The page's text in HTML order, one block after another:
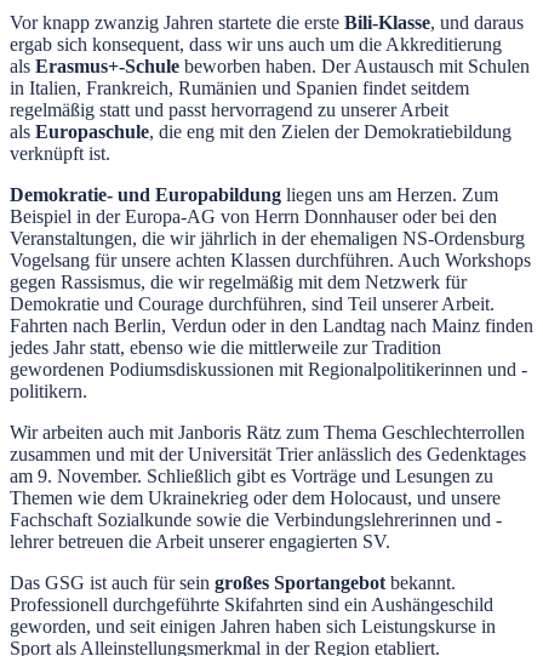
Vor knapp zwanzig Jahren startete die erste Bili-Klasse, und daraus
ergab sich konsequent, dass wir uns auch um die Akkreditierung
als Erasmus+-Schule beworben haben. Der Austausch mit Schulen
in Italien, Frankreich, Rumänien und Spanien findet seitdem
regelmäßig statt und passt hervorragend zu unserer Arbeit
als Europaschule, die eng mit den Zielen der Demokratiebildung
verknüpft ist.
Demokratie- und Europabildung liegen uns am Herzen. Zum
Beispiel in der Europa-AG von Herrn Donnhauser oder bei den
Veranstaltungen, die wir jährlich in der ehemaligen NS-Ordensburg
Vogelsang für unsere achten Klassen durchführen. Auch Workshops
gegen Rassismus, die wir regelmäßig mit dem Netzwerk für
Demokratie und Courage durchführen, sind Teil unserer Arbeit.
Fahrten nach Berlin, Verdun oder in den Landtag nach Mainz finden
jedes Jahr statt, ebenso wie die mittlerweile zur Tradition
gewordenen Podiumsdiskussionen mit Regionalpolitikerinnen und -
politikern.
Wir arbeiten auch mit Janboris Rätz zum Thema Geschlechterrollen
zusammen und mit der Universität Trier anlässlich des Gedenktages
am 9. November. Schließlich gibt es Vorträge und Lesungen zu
Themen wie dem Ukrainekrieg oder dem Holocaust, und unsere
Fachschaft Sozialkunde sowie die Verbindungslehrerinnen und -
lehrer betreuen die Arbeit unserer engagierten SV.
Das GSG ist auch für sein großes Sportangebot bekannt.
Professionell durchgeführte Skifahrten sind ein Aushängeschild
geworden, und seit einigen Jahren haben sich Leistungskurse in
Sport als Alleinstellungsmerkmal in der Region etabliert.